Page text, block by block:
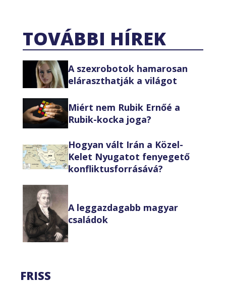
TOVÁBBI HÍREK
A szexrobotok hamarosan
eláraszthatják a világot
Miért nem Rubik Ernőé a
Rubik-kocka joga?
Hogyan vált Irán a Közel-
Kelet Nyugatot fenyegető
konfliktusforrásává?
A leggazdagabb magyar
családok
FRISS